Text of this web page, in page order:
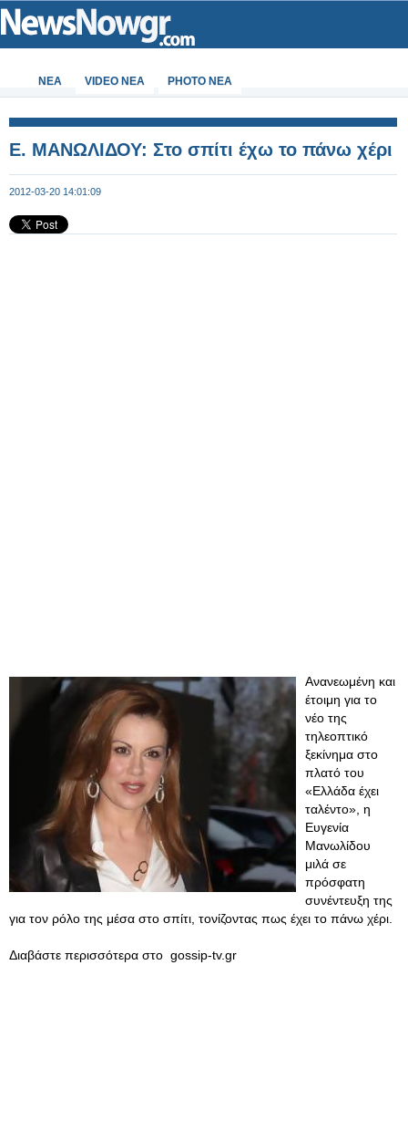
ΝΕΑ VIDEO NEA PHOTO NEA
Ε. ΜΑΝΩΛΙΔΟΥ: Στο σπίτι έχω το πάνω χέρι
2012-03-20 14:01:09
Ανανεωμένη και
έτοιμη για το
νέο της
τηλεοπτικό
ξεκίνημα στο
πλατό του
«Ελλάδα έχει
ταλέντο», η
Ευγενία
Μανωλίδου
μιλά σε
πρόσφατη
συνέντευξη της
για τον ρόλο της μέσα στο σπίτι, τονίζοντας πως έχει το πάνω χέρι.
Διαβάστε περισσότερα στο gossip-tv.gr